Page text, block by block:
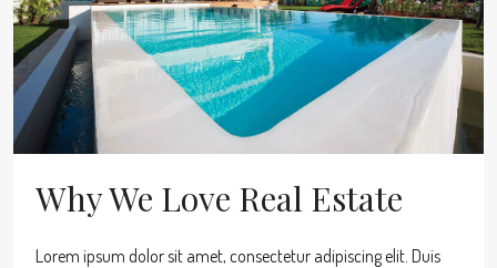
Why We Love Real Estate
Lorem ipsum dolor sit amet, consectetur adipiscing elit. Duis